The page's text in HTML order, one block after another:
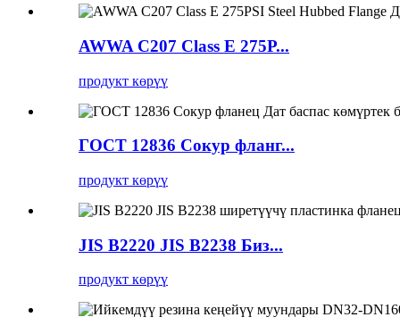
AWWA C207 Class E 275P...
продукт көрүү
ГОСТ 12836 Сокур фланг...
продукт көрүү
JIS B2220 JIS B2238 Биз...
продукт көрүү